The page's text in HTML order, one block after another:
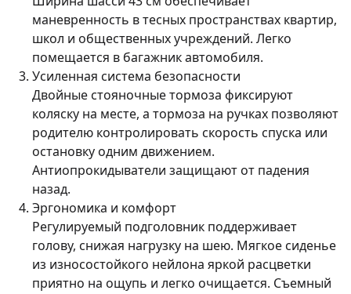
маневренность в тесных пространствах квартир,
школ и общественных учреждений. Легко
помещается в багажник автомобиля.
Усиленная система безопасности
Двойные стояночные тормоза фиксируют
коляску на месте, а тормоза на ручках позволяют
родителю контролировать скорость спуска или
остановку одним движением.
Антиопрокидыватели защищают от падения
назад.
Эргономика и комфорт
Регулируемый подголовник поддерживает
голову, снижая нагрузку на шею. Мягкое сиденье
из износостойкого нейлона яркой расцветки
приятно на ощупь и легко очищается. Съемный